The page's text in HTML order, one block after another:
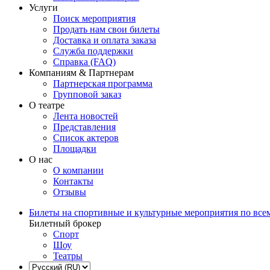
Услуги
Поиск мероприятия
Продать нам свои билеты
Доставка и оплата заказа
Служба поддержки
Справка (FAQ)
Компаниям & Партнерам
Партнерская программа
Групповой заказ
О театре
Лента новостей
Представления
Список актеров
Площадки
О нас
О компании
Контакты
Отзывы
Билеты на спортивные и культурные мероприятия по
Билетный брокер
Спорт
Шоу
Театры